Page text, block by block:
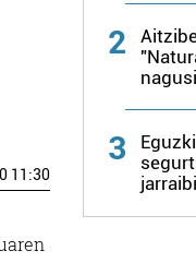
11:30
2
3